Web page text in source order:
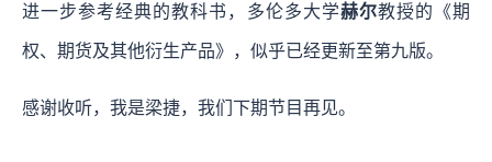
进一步参考经典的教科书，多伦多大学赫尔教授的《期
权、期货及其他衍生产品》，似乎已经更新至第九版。
感谢收听，我是梁捷，我们下期节目再见。